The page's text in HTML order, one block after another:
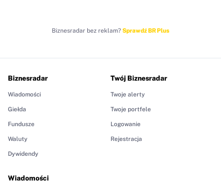
Biznesradar bez reklam? Sprawdź BR Plus
Biznesradar
Wiadomości
Giełda
Fundusze
Waluty
Dywidendy
Wiadomości
Twój Biznesradar
Twoje alerty
Twoje portfele
Logowanie
Rejestracja